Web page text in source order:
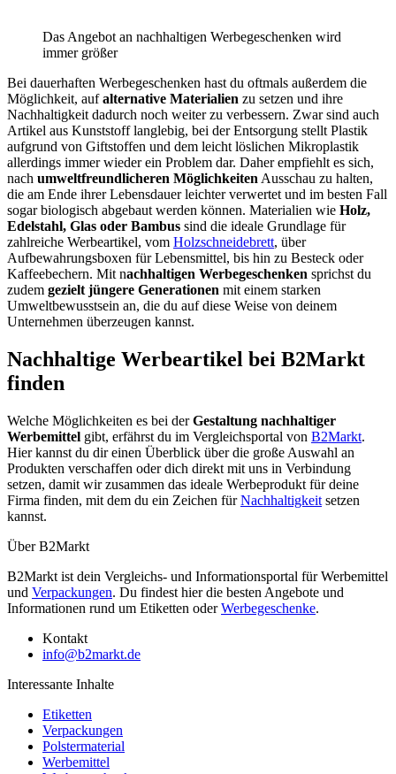
Das Angebot an nachhaltigen Werbegeschenken wird
immer größer
Bei dauerhaften Werbegeschenken hast du oftmals außerdem die
Möglichkeit, aufalternative Materialien zu setzen und ihre
Nachhaltigkeit dadurch noch weiter zu verbessern. Zwar sind auch
Artikel aus Kunststoff langlebig, bei der Entsorgung stellt Plastik
aufgrund von Giftstoffen und dem leicht löslichen Mikroplastik
allerdings immer wieder ein Problem dar. Daher empfiehlt es sich,
nach umweltfreundlicheren MöglichkeitenAusschau zu halten,
die am Ende ihrer Lebensdauer leichter verwertet und im besten Fall
sogar biologisch abgebaut werden können. Materialien wie Holz,
Edelstahl, Glas oder Bambus sind die ideale Grundlage für
zahlreiche Werbeartikel, vom Holzschneidebrett, über
Aufbewahrungsboxen für Lebensmittel, bis hin zu Besteck oder
Kaffeebechern. Mit nachhaltigen Werbegeschenken sprichst du
zudem gezielt jüngere Generationen mit einem starken
Umweltbewusstsein an, die du auf diese Weise von deinem
Unternehmen überzeugen kannst.
Nachhaltige Werbeartikel bei B2Markt
finden
Welche Möglichkeiten es bei derGestaltung nachhaltiger
Werbemittel gibt, erfährst du im Vergleichsportal von B2Markt.
Hier kannst du dir einen Überblick über die große Auswahl an
Produkten verschaffen oder dich direkt mit uns in Verbindung
setzen, damit wir zusammen das ideale Werbeprodukt für deine
Firma finden, mit dem du ein Zeichen fürNachhaltigkeit setzen
kannst.
Über B2Markt
B2Markt ist dein Vergleichs- und Informationsportal für Werbemittel
und Verpackungen. Du findest hier die besten Angebote und
Informationen rund um Etiketten oderWerbegeschenke.
Kontakt
info@b2markt.de
Interessante Inhalte
Etiketten
Verpackungen
Polstermaterial
Werbemittel